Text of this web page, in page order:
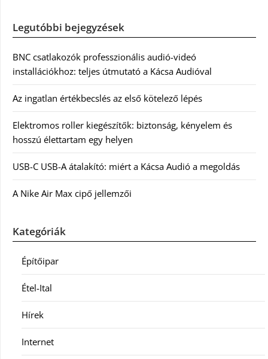
Legutóbbi bejegyzések
BNC csatlakozók professzionális audió-videó
installációkhoz: teljes útmutató a Kácsa Audióval
Az ingatlan értékbecslés az első kötelező lépés
Elektromos roller kiegészítők: biztonság, kényelem és
hosszú élettartam egy helyen
USB-C USB-A átalakító: miért a Kácsa Audió a megoldás
A Nike Air Max cipő jellemzői
Kategóriák
Építőipar
Étel-Ital
Hírek
Internet